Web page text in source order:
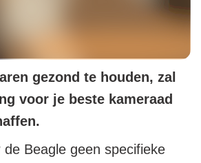
gezond te houden, zal
voor je beste kameraad
Beagle geen specifieke